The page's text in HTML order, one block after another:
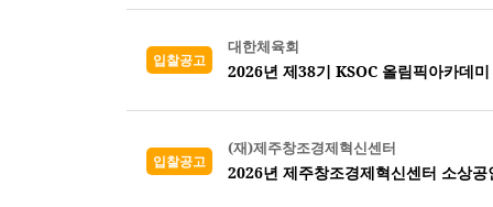
입찰공고
대한체육회
2026년 제38기 KSOC 올림픽아카데
입찰공고
(재)제주창조경제혁신센터
2026년 제주창조경제혁신센터 소상